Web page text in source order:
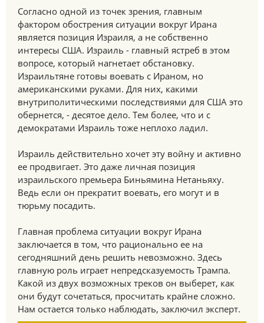
Согласно одной из точек зрения, главным
фактором обострения ситуации вокруг Ирана
является позиция Израиля, а не собственно
интересы США. Израиль - главный ястреб в этом
вопросе, который нагнетает обстановку.
Израильтяне готовы воевать с Ираном, но
американскими руками. Для них, какими
внутриполитическими последствиями для США это
обернется, - десятое дело. Тем более, что и с
демократами Израиль тоже неплохо ладил.
Израиль действительно хочет эту войну и активно
ее продвигает. Это даже личная позиция
израильского премьера Биньямина Нетаньяху.
Ведь если он прекратит воевать, его могут и в
тюрьму посадить.
Главная проблема ситуации вокруг Ирана
заключается в том, что рационально ее на
сегодняшний день решить невозможно. Здесь
главную роль играет непредсказуемость Трампа.
Какой из двух возможных треков он выберет, как
они будут сочетаться, просчитать крайне сложно.
Нам остается только наблюдать, заключил эксперт.